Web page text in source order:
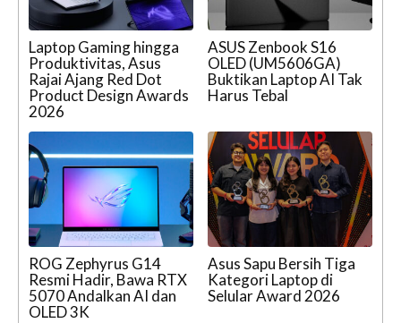
Laptop Gaming hingga
Produktivitas, Asus
Rajai Ajang Red Dot
Product Design Awards
2026
ASUS Zenbook S16
OLED (UM5606GA)
Buktikan Laptop AI Tak
Harus Tebal
ROG Zephyrus G14
Resmi Hadir, Bawa RTX
5070 Andalkan AI dan
OLED 3K
Asus Sapu Bersih Tiga
Kategori Laptop di
Selular Award 2026